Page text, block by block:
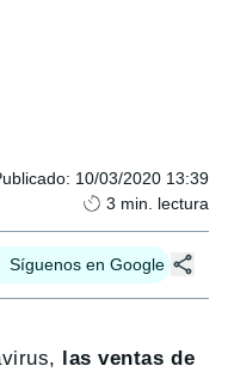
: 10/03/2020 13:39
3 min. lectura
Síguenos en Google
las ventas de